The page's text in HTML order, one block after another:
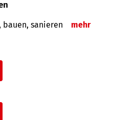
bauen, sanieren mehr